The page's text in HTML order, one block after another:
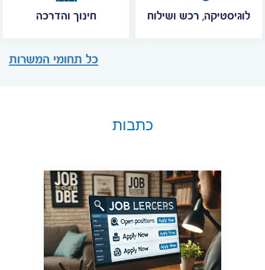
חינוך והדרכה לוגיסטיקה, רכש ושילוח
כל תחומי המשרות
כתבות